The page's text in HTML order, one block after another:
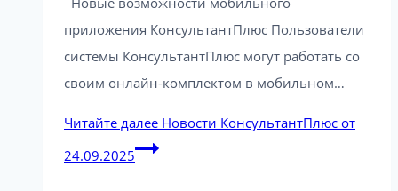
приложения КонсультантПлюс Пользователи
системы КонсультантПлюс могут работать со
своим онлайн-комплектом в мобильном…
Читайте далее Новости КонсультантПлюс от
24.09.2025